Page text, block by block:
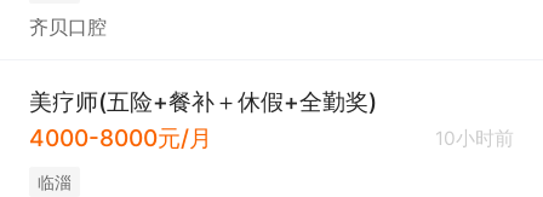
齐贝口腔
美疗师(五险+餐补＋休假+全勤奖)
4000-8000元/月
10小时前
临淄